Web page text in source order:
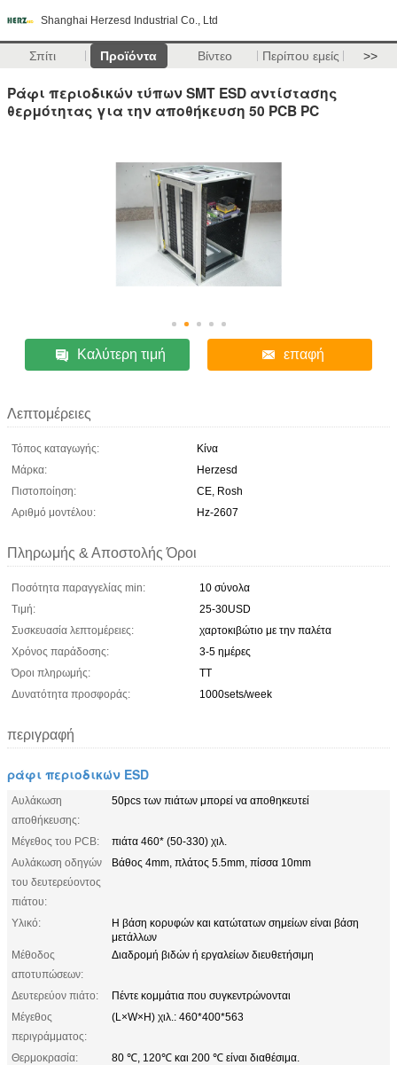
Shanghai Herzesd Industrial Co., Ltd
Σπίτι Προϊόντα Βίντεο Περίπου εμείς >>
Ράφι περιοδικών τύπων SMT ESD αντίστασης
θερμότητας για την αποθήκευση 50 PCB PC
Καλύτερη τιμή επαφή
Λεπτομέρειες
Τόπος καταγωγής:
Κίνα
Μάρκα:
Herzesd
Πιστοποίηση:
CE, Rosh
Αριθμό μοντέλου:
Hz-2607
Πληρωμής & Αποστολής Όροι
Ποσότητα παραγγελίας min:
10 σύνολα
Τιμή:
25-30USD
Συσκευασία λεπτομέρειες:
χαρτοκιβώτιο με την παλέτα
Χρόνος παράδοσης:
3-5 ημέρες
Όροι πληρωμής:
TT
Δυνατότητα προσφοράς:
1000sets/week
περιγραφή
ράφι περιοδικών ESD
Αυλάκωση
αποθήκευσης:
50pcs των πιάτων μπορεί να αποθηκευτεί
Μέγεθος του PCB:
πιάτα 460* (50-330) χιλ.
Αυλάκωση οδηγών
του δευτερεύοντος
πιάτου:
Βάθος 4mm, πλάτος 5.5mm, πίσσα 10mm
Υλικό:
Η βάση κορυφών και κατώτατων σημείων είναι βάση
μετάλλων
Μέθοδος
αποτυπώσεων:
Διαδρομή βιδών ή εργαλείων διευθετήσιμη
Δευτερεύον πιάτο:
Πέντε κομμάτια που συγκεντρώνονται
Μέγεθος
περιγράμματος:
(L×W×H) χιλ.: 460*400*563
Θερμοκρασία:
80 ℃, 120℃ και 200 ℃ είναι διαθέσιμα.